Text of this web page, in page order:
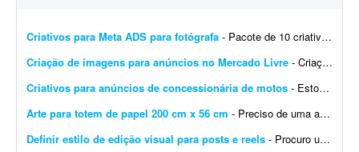
Criativos para Meta ADS para fotógrafa - Pacote de 10 criativos que convertem para Meta Ads. Os criativos serão feitos para uma fotógrafa. Nada contra quem usa IA para fazer os criativos. Mas se você só trabalh...
Criação de imagens para anúncios no Mercado Livre - Criação de imagens para anunciar produtos no Mercado Livre. Serão anunciados 30 produtos. Para cada produto, gerar: - 4 fotos do produto - 1 foto contextual com o fundo relaci...
Criativos para anúncios de concessionária de motos - Estou procurando um designer para desenvolver um modelo de criativo no Canva (preferencialmente) para anúncios de motos de uma concessionária/revenda. O objetivo é criar um la...
Arte para totem de papel 200 cm x 56 cm - Preciso de uma arte para um totem de papel (200 cm x 56 cm). Basicamente replicar esta arte, sem uso de ChatGPT. A arte será destinada à impressão no totem nas dimensõe...
Definir estilo de edição visual para posts e reels - Procuro um designer criativo para definir um estilo de edição para meus posts e Reels. Já tenho uma ideia das cores e da tipografia que quero utilizar e preciso de algué...